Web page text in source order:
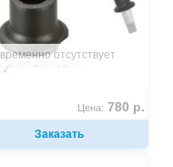
временно отсутствует
Цена: 780 р.
Заказать